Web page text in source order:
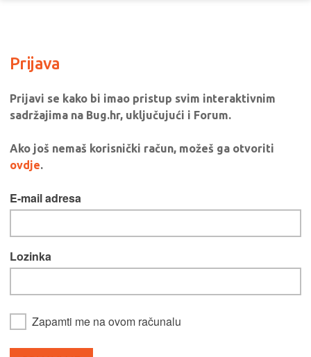
Prijava
Prijavi se kako bi imao pristup svim interaktivnim
sadržajima na Bug.hr, uključujući i Forum.
Ako još nemaš korisnički račun, možeš ga otvoriti
ovdje.
E-mail adresa
Lozinka
Zapamti me na ovom računalu